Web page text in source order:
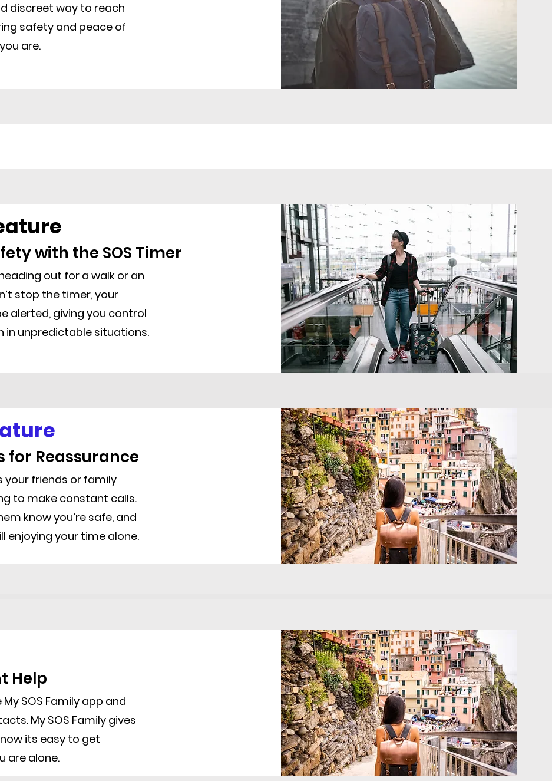
discreet way to reach
safety and peace of
are.
with the SOS Timer
out for a walk or an
stop the timer, your
alerted, giving you control
in unpredictable situations.
for Reassurance
your friends or family
to make constant calls.
know you’re safe, and
enjoying your time alone.
Help
SOS Family app and
My SOS Family gives
its easy to get
are alone.